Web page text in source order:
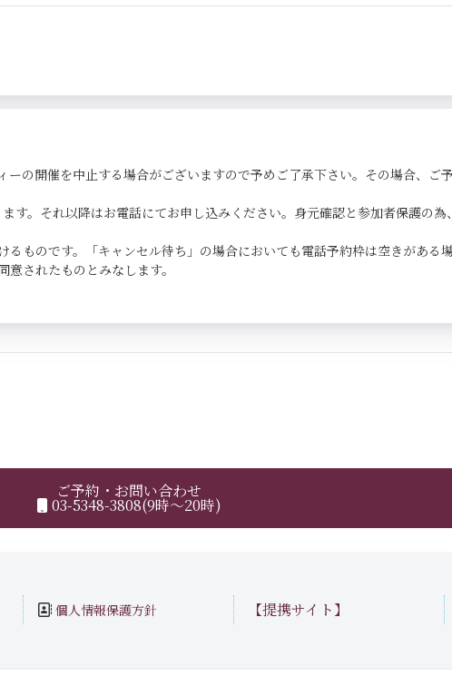
の開催を中止する場合がございますので予めご了承下さい。その場合、ご
す。それ以降はお電話にてお申し込みください。身元確認と参加者保護の為
ものです。「キャンセル待ち」の場合においても電話予約枠は空きがある場
されたものとみなします。
ご予約・お問い合わせ
03-5348-3808(9時～20時)
個人情報保護方針 【提携サイト】